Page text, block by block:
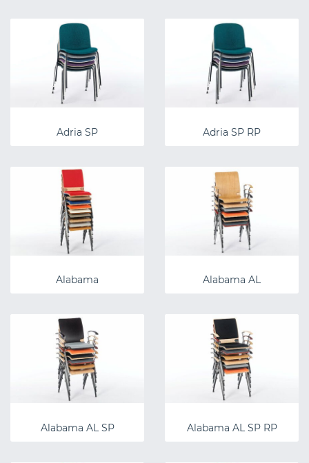
Adria SP Adria SP RP
Alabama Alabama AL
Alabama AL SP Alabama AL SP RP